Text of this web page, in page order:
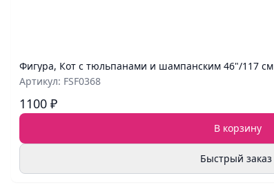
Фигура, Кот с тюльпанами и шампанским 46"/117 см
Артикул: FSF0368
1100 ₽
В корзину
Быстрый заказ